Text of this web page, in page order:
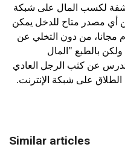
لكسب المال على شبكة
أي مصدر متاح للدخل يمكن
مجانا، من دون التخلي عن
بالطبع "المال
تدرس عن كثب الرجل العادي
على شبكة الإنترنت.
Similar articles